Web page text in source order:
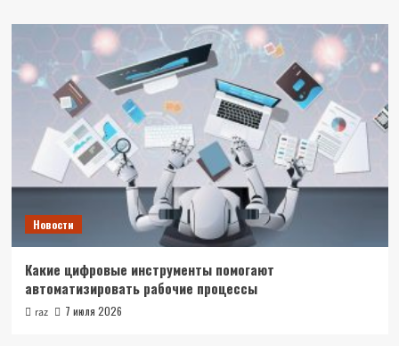
Новости
Какие цифровые инструменты помогают
автоматизировать рабочие процессы
raz 7 июля 2026